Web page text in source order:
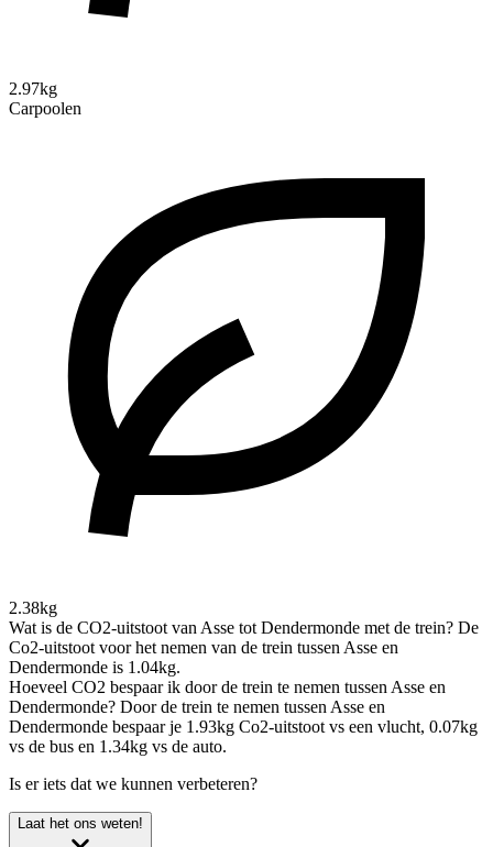
2.97kg
Carpoolen
2.38kg
Wat is de CO2-uitstoot van Asse tot Dendermonde met de trein? De
Co2-uitstoot voor het nemen van de trein tussen Asse en
Dendermonde is 1.04kg.
Hoeveel CO2 bespaar ik door de trein te nemen tussen Asse en
Dendermonde? Door de trein te nemen tussen Asse en
Dendermonde bespaar je 1.93kg Co2-uitstoot vs een vlucht, 0.07kg
vs de bus en 1.34kg vs de auto.
Is er iets dat we kunnen verbeteren?
Laat het ons weten!